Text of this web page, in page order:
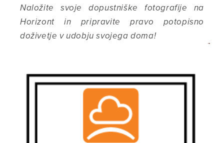
Naložite svoje dopustniške fotografije na
Horizont in pripravite pravo potopisno
doživetje v udobju svojega doma!